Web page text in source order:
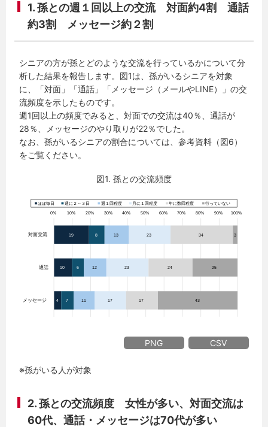
1. 孫との週１回以上の交流 対面約4割 通話
約3割 メッセージ約２割
シニアの方が孫とどのような交流を行っているかについて分
析した結果を報告します。図1は、孫がいるシニアを対象
に、「対面」「通話」「メッセージ（メールやLINE）」の交
流頻度を示したものです。
週1回以上の頻度でみると、対面での交流は40％、通話が
28％、メッセージのやり取りが22％でした。
なお、孫がいるシニアの割合については、参考資料（図6）
をご覧ください。
図1. 孫との交流頻度
PNG CSV
※孫がいる人が対象
2. 孫との交流頻度 女性が多い、対面交流は
60代、通話・メッセージは70代が多い